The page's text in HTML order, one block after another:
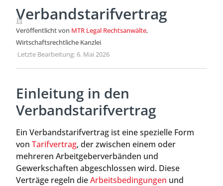
Verbandstarifvertrag
Veröffentlicht von MTR Legal Rechtsanwälte,
Wirtschaftsrechtliche Kanzlei
·Letzte Bearbeitung: 6. Mai 2026
Einleitung in den
Verbandstarifvertrag
Ein Verbandstarifvertrag ist eine spezielle Form
von Tarifvertrag, der zwischen einem oder
mehreren Arbeitgeberverbänden und
Gewerkschaften abgeschlossen wird. Diese
Verträge regeln dieArbeitsbedingungen und